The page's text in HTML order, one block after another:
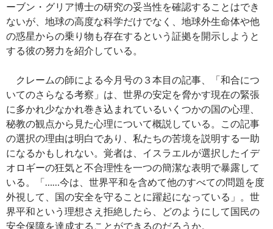
ーブン・グリア博士の研究の妥当性を確認することはでき
ないが、地球の高度な科学だけでなく、地球外生命体や他
の惑星からの乗り物も存在するという証拠を開示しようと
する彼の努力を紹介している。
クレームの師による今月号の３本目の記事、「和合につ
いてのさらなる考察」は、世界の安定を脅かす現在の緊張
に多かれ少なかれ巻き込まれているいくつかの国の心理、
秘教の観点から見た心理について概説している。この記事
の選択の理由は明白であり、私たちの苦境を説明する一助
になるかもしれない。覚者は、イスラエルが選択したイデ
オロギーの狂気と不合理性を一つの簡潔な表明で暴露して
いる。「……今は、世界平和を含めて他のすべての問題を度
外視して、国の安全を守ることに躍起になっている」。世
界平和という理想さえ拒絶したら、どのようにして国民の
安全保障を達成することができるのだろうか。